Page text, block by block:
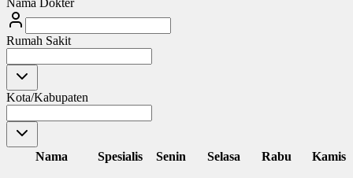
Rumah Sakit
Kota/Kabupaten
Nama Spesialis Senin Selasa Rabu Kamis